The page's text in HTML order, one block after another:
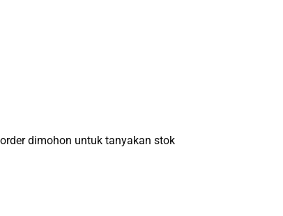
order dimohon untuk tanyakan stok